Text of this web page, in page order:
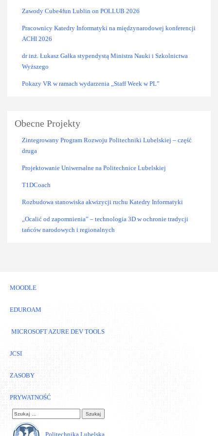
Zawody Cube4fun Lublin on POLLUB 2026
Pracownicy Katedry Informatyki na międzynarodowej konferencji
ACHI 2026
dr inż. Łukasz Gałka stypendystą Ministra Nauki i Szkolnictwa
Wyższego
Pokazy VR w ramach wydarzenia „Staff Week w PL”
Obecne Projekty
Zintegrowany Program Rozwoju Politechniki Lubelskiej – część
druga
Projektowanie Uniwersalne na Politechnice Lubelskiej
T1DCoach
Rozbudowa stanowiska akwizycji ruchu Katedry Informatyki
„Ocalić od zapomnienia” – technologia 3D w ochronie tradycji
tańców narodowych i regionalnych
MOODLE
EDUROAM
MICROSOFT AZURE DEV TOOLS
JCSI
ZASOBY
PRYWATNOŚĆ
Szukaj:
Politechnika Lubelska